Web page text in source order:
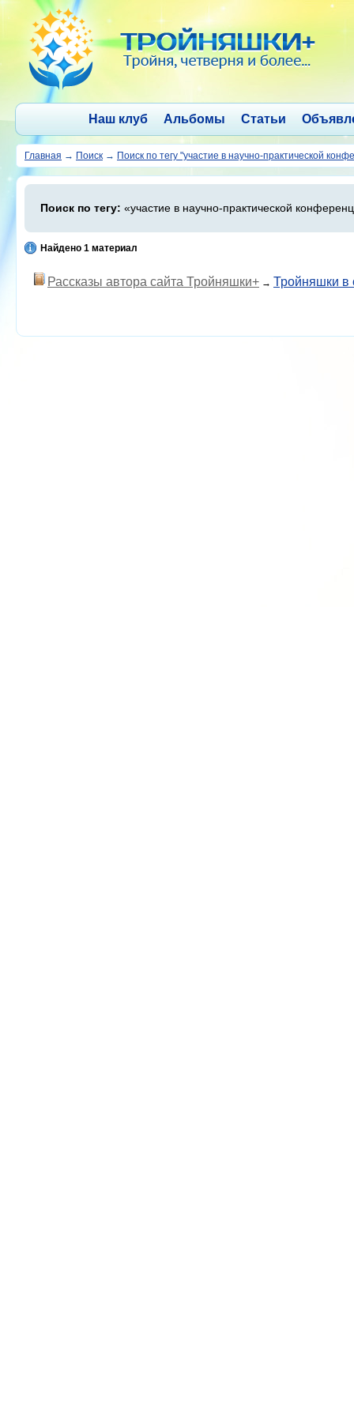
Наш клуб Альбомы Статьи
Главная → Поиск → Поиск по тегу "участие в научно-практической
Поиск по тегу: «участие в научно-практической
Найдено 1 материал
Рассказы автора сайта Тройняшки+ → Тройняшки